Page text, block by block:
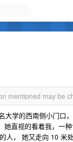
mentioned may be
学的西南侧小门口
直视的看着我，一
人， 她又走向 10 米